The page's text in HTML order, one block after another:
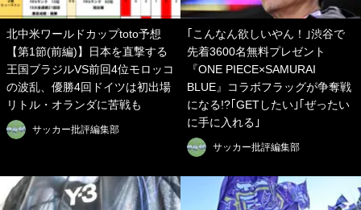
北中米ワールドカップtoto予想
【第1節(前編)】日本を直撃する
王国ブラジルVS前回4位モロッコ
の波乱、優勝4回ドイツは初出場
リトル・オランダに苦戦も
サッカー批評編集部
｢こんなん欲しいやん！｣渋谷で
先着3600名無料プレゼント
『ONE PIECE×SAMURAI
BLUE』コラボフラッグが争奪戦
になる!?｢GETしたい｣｢ぜったい
に手に入れる｣
サッカー批評編集部